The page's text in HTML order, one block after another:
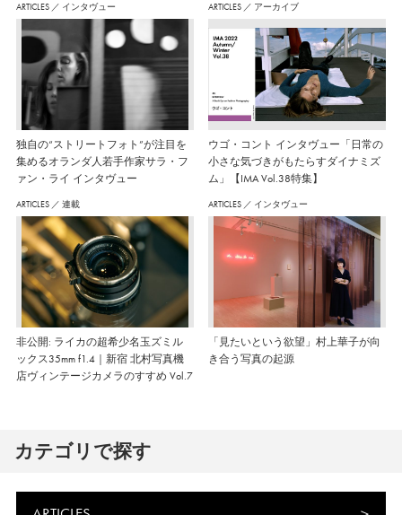
ARTICLES ／ インタヴュー
独自の“ストリートフォト”が注目を
集めるオランダ人若手作家サラ・フ
ァン・ライ インタヴュー
ARTICLES ／ アーカイブ
ウゴ・コント インタヴュー「日常の
小さな気づきがもたらすダイナミズ
ム」【IMA Vol.38特集】
ARTICLES ／ 連載
非公開: ライカの超希少名玉ズミル
ックス35mm f1.4｜新宿 北村写真機
店ヴィンテージカメラのすすめ Vol.7
ARTICLES ／ インタヴュー
「見たいという欲望」村上華子が向
き合う写真の起源
カテゴリで探す